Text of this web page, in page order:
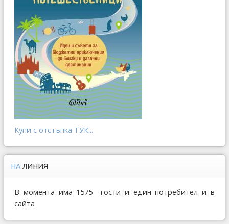
Купи с отстъпка ТУК...
НА ЛИНИЯ
В момента има 1575 гости и един потребител и в
сайта